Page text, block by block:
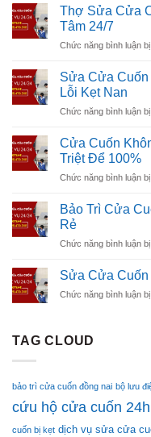
Thợ Sửa Cửa
Tâm 24/7
Chức năng bình luận
Sửa Cửa Cuốn
Lỗi Kẹt Nan
Chức năng bình luận
Cửa Cuốn
Triệt Để 100%
Chức năng bình luận
Bảo Trì Cửa
Rẻ
Chức năng bình luận
Sửa Cửa
Chức năng bình luận
TAG CLOUD
bảo trì cửa cuốn đồng nai bộ lưu
cứu hộ cửa cuốn 24h
cuốn bị kẹt dịch vụ sửa cửa